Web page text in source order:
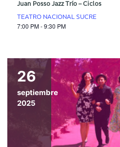
Juan Posso Jazz Trío – Ciclos
TEATRO NACIONAL SUCRE
7:00 PM - 9:30 PM
26
septiembre
2025